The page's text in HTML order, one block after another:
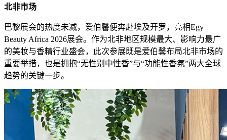
北非市场
巴黎展会的热度未减，爱伯馨便奔赴埃及开罗，亮相Egy
Beauty Africa 2026展会。作为北非地区规模最大、影响力最广
的美妆与香精行业盛会，此次参展既是爱伯馨布局北非市场的
重要举措，也是拥抱“无性别中性香”与“功能性香氛”两大全球
趋势的关键一步。